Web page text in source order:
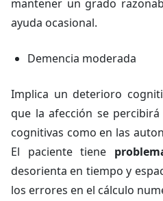
mantener un grado
ayuda ocasional.
Demencia moderada
Implica un deterioro
que la afección se
cognitivas como en las
El paciente tiene
desorienta en tiempo y
los errores en el cálculo